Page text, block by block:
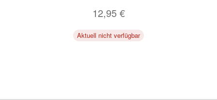
12,95 €
Aktuell nicht verfügbar